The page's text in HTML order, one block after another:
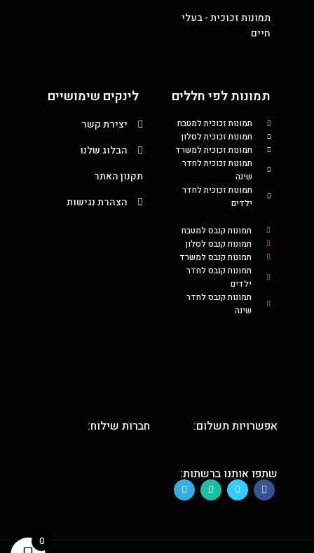
תמונות זכוכית - בעלי
חיים
תמונות לפי חללים
תמונות זכוכית למטבח
תמונות זכוכית לסלון
תמונות זכוכית למשרד
תמונות זכוכית לחדר
שינה
תמונות זכוכית לחדר
ילדים
תמונות קנבס למטבח
תמונות קנבס לסלון
תמונות קנבס למשרד
תמונות קנבס לחדר
ילדים
תמונות קנבס לחדר
שינה
לינקים שימושיים
יצירת קשר
הבלוג שלנו
תקנון האתר
הצהרת נגישות
אפשרויות תשלום: חברות שילוח:
שתפו אותנו ברשתות:
0